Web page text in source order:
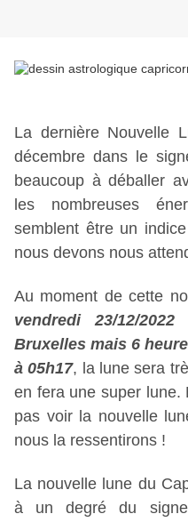
La dernière Nouvelle
décembre dans le
beaucoup à déballer
les nombreuses
semblent être un
nous devons nous
vendredi 23/12/
Bruxelles mais 6
à 05h17, la lune sera
en fera une super lune.
pas voir la nouvelle
nous la ressentirons !
La nouvelle lune du
à un degré du